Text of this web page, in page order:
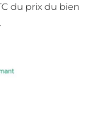
du prix du bien